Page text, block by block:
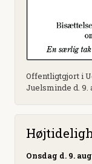
Offentligtgjort i
Juelsminde d. 9.
Onsdag d. 9.